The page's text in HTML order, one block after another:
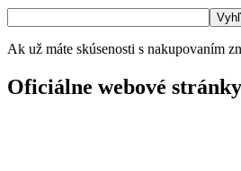
Ak už máte skúsenosti s nakupovaním
Oficiálne webové